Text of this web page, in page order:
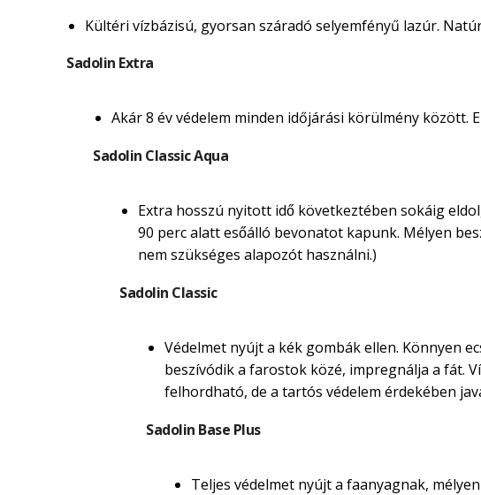
Kültéri vízbázisú, gyorsan száradó selyemfényű lazúr.
Sadolin Extra
Akár 8 év védelem minden időjárási körülmény
Sadolin Classic Aqua
Extra hosszú nyitott idő következtében sokáig
90 perc alatt esőálló bevonatot kapunk. Mélyen
nem szükséges alapozót használni.)
Sadolin Classic
Védelmet nyújt a kék gombák ellen. Könnyen
beszívódik a farostok közé, impregnálja a fát.
felhordható, de a tartós védelem érdekében
Sadolin Base Plus
Teljes védelmet nyújt a faanyagnak,